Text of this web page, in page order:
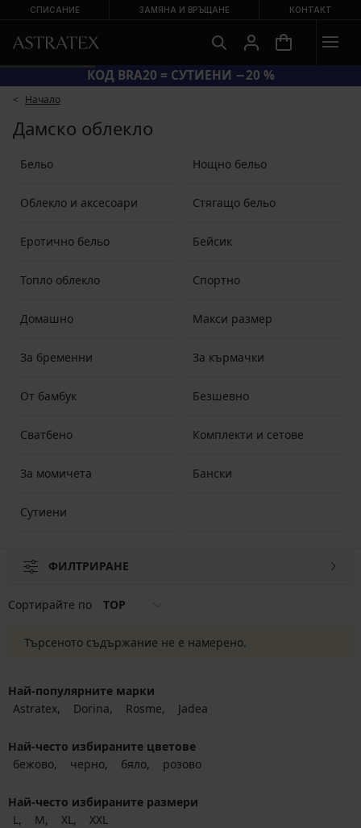
СПИСАНИЕ ЗАМЯНА И ВРЪЩАНЕ КОНТАКТ
КОД BRA20 = СУТИЕНИ −20 %
Начало
Дамско облекло
Бельо Нощно бельо
Облекло и аксесоари Стягащо бельо
Еротично бельо Бейсик
Топло облекло Спортно
Домашно Макси размер
За бременни За кърмачки
От бамбук Безшевно
Сватбено Комплекти и сетове
За момичета Бански
Сутиени
ФИЛТРИРАНЕ
Сортирайте по TOP
Търсеното съдържание не е намерено.
Най-популярните марки
Astratex
Dorina Rosme Jadea
Най-често избираните цветове
бежово
черно бяло розово
Най-често избираните размери
L
M XL XXL